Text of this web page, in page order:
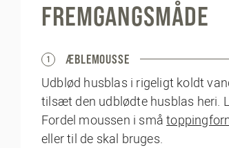
FREMGANGSMÅDE
1 ÆBLEMOUSSE
Udblød husblas i rigeligt koldt
tilsæt den udblødte husblas heri.
Fordel moussen i små
eller til de skal bruges.